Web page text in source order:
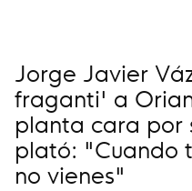
Jorge Javier
fraganti' a
planta cara por
plató: "Cuando
no vienes"